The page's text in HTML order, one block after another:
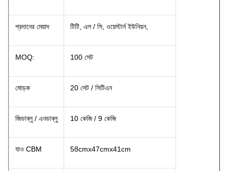
প্রদানের মেয়াদ টিটি, এল / সি, ওয়েস্টার্ন ইউনিয়ন,
MOQ: 100 সেট
মোড়ক 20 সেট / সিটিএন
জিডাব্লু / এনডাব্লু 10 কেজি / 9 কেজি
যাও CBM 58cmx47cmx41cm